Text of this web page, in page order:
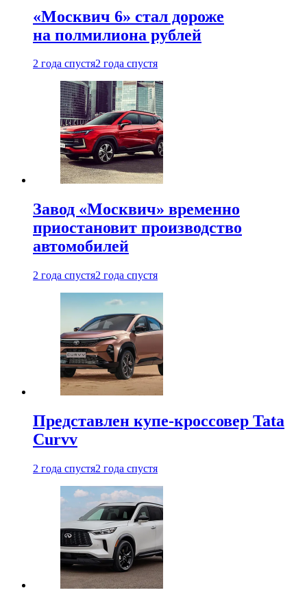
«Москвич 6» стал дороже
на полмилиона рублей
2 года спустя2 года спустя
Завод «Москвич» временно
приостановит производство
автомобилей
2 года спустя2 года спустя
Представлен купе-кроссовер Tata
Curvv
2 года спустя2 года спустя